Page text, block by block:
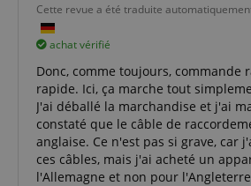
Cette revue a été traduite
achat vérifié
Donc, comme toujours, commande
rapide. Ici, ça marche tout
J'ai déballé la marchandise et j'ai
constaté que le câble de
anglaise. Ce n'est pas si grave, car
ces câbles, mais j'ai acheté un
l'Allemagne et non pour
Strictement nécessaire
Ciblage
Les cookies strictement nécessaires
fonctionnalités de base du site Web